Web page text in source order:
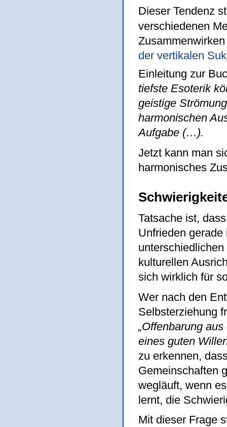
Dieser Tendenz
verschiedenen
der vertikalen
Einleitung zur
tiefste Esoterik
geistige
harmonischen
Aufgabe (…).
Jetzt kann man
harmonisches
Tatsache ist,
Unfrieden
kulturellen
sich wirklich für
Wer nach den
Selbsterziehung
„Offenbarung
eines guten
zu erkennen,
Gemeinschaften
wegläuft, wenn
lernt, die
Mit dieser Frage